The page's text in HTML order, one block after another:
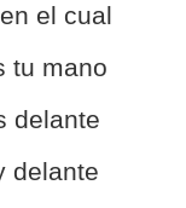
el cual
tu mano
delante
delante